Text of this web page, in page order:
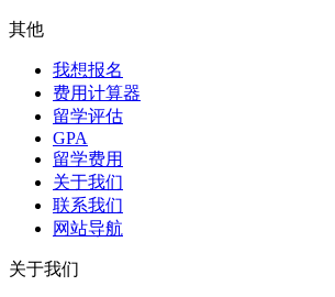
其他
我想报名
费用计算器
留学评估
GPA
留学费用
关于我们
联系我们
网站导航
关于我们